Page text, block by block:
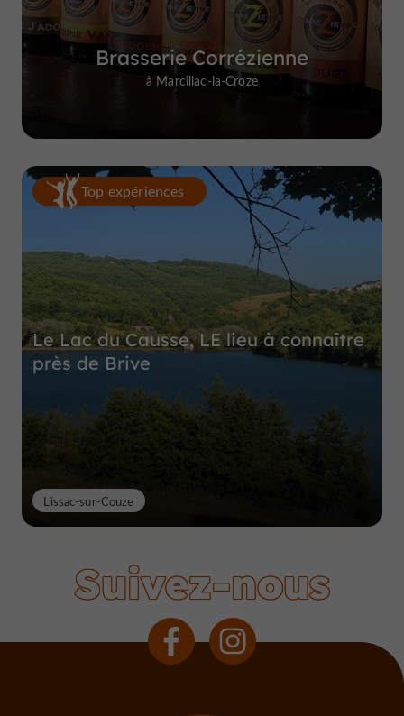
Brasserie Corrézienne
à Marcillac-la-Croze
Top expériences
Le Lac du Causse, LE lieu à connaître
près de Brive
Lissac-sur-Couze
Suivez-nous